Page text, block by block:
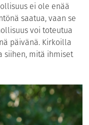
ei ole enää
saatua, vaan se
voi toteutua
päivänä. Kirkoilla
siihen, mitä ihmiset